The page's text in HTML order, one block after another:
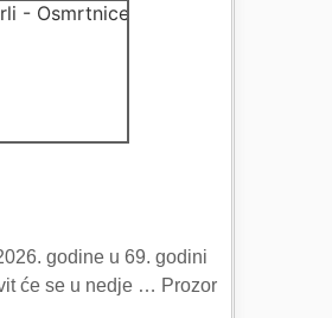
godine u 69. godini
će se u nedje … Prozor